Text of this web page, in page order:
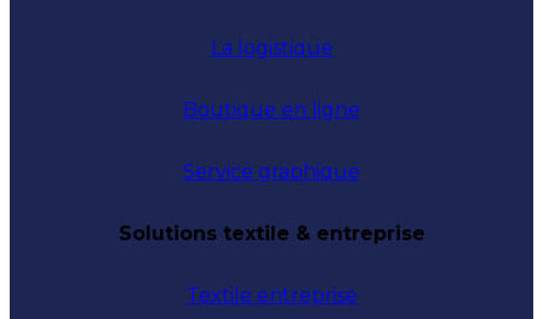
La logistique
Boutique en ligne
Service graphique
Solutions textile & entreprise
Textile entreprise